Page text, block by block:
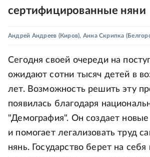
сертифицированные няни
Андрей Андреев (Киров), Анна Скрипка
Сегодня своей очереди на
ожидают сотни тысяч детей в
лет. Возможность решить эту
появилась благодаря
"Демография". Он создает
и помогает легализовать труд
нянь. Государство берет на себя